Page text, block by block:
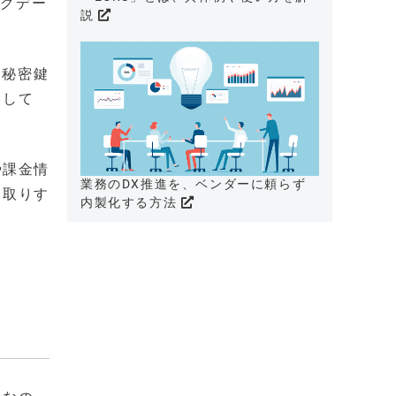
密鍵
て
金情
りす
説
業務のDX推進を、ベンダーに頼らず
内製化する方法